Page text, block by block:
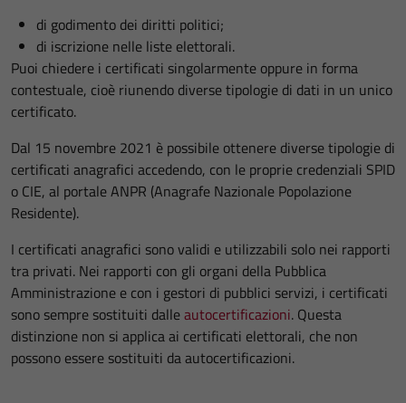
di godimento dei diritti politici;
di iscrizione nelle liste elettorali.
Puoi chiedere i certificati singolarmente oppure in forma
contestuale, cioè riunendo diverse tipologie di dati in un unico
certificato.
Dal 15 novembre 2021 è possibile ottenere diverse tipologie di
certificati anagrafici accedendo, con le proprie credenziali SPID
o CIE, al portale ANPR (Anagrafe Nazionale Popolazione
Residente).
I certificati anagrafici sono validi e utilizzabili solo nei rapporti
tra privati. Nei rapporti con gli organi della Pubblica
Amministrazione e con i gestori di pubblici servizi, i certificati
sono sempre sostituiti dalleautocertificazioni. Questa
distinzione non si applica ai certificati elettorali, che non
possono essere sostituiti da autocertificazioni.